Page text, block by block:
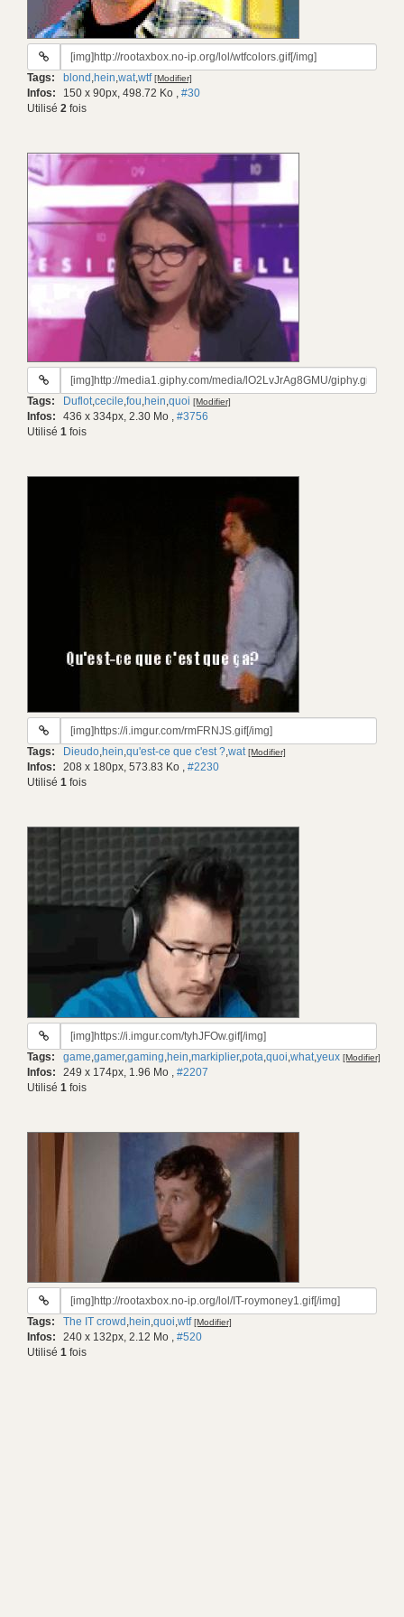
URL
gif:
Tags: blond ,hein,wat,wtf [Modifier]
Infos: 150 x 90px, 498.72 Ko , #30
Utilisé 2 fois
URL
gif:
Tags: Duflot,cecile,fou,hein,quoi [Modifier]
Infos: 436 x 334px, 2.30 Mo , #3756
Utilisé 1 fois
URL
gif:
Tags: Dieudo,hein,qu'est-ce que c'est ?,wat [Modifier]
Infos: 208 x 180px, 573.83 Ko , #2230
Utilisé 1 fois
URL
gif:
Tags: game,gamer,gaming,hein,markiplier,pota,quoi,what,yeux [Modifier]
Infos: 249 x 174px, 1.96 Mo , #2207
Utilisé 1 fois
URL
gif:
Tags: The IT crowd ,hein,quoi,wtf [Modifier]
Infos: 240 x 132px, 2.12 Mo , #520
Utilisé 1 fois